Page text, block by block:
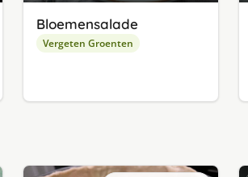
Bloemensalade
Vergeten Groenten